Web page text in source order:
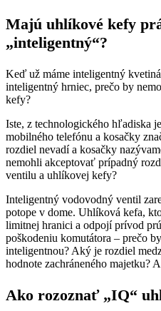
Majú uhlíkové kefy
„inteligentný“?
Keď už máme inteligentný
inteligentný hrniec, prečo by
kefy?
Iste, z technologického hľadiska
mobilného telefónu a kosačky
rozdiel nevadí a kosačky
nemohli akceptovať prípadný
ventilu a uhlíkovej kefy?
Inteligentný vodovodný ventil
potope v dome. Uhlíková kefa,
limitnej hranici a odpojí prívod
poškodeniu komutátora – prečo
inteligentnou? Aký je rozdiel
hodnote zachráneného majetku?
Ako rozoznať „IQ“